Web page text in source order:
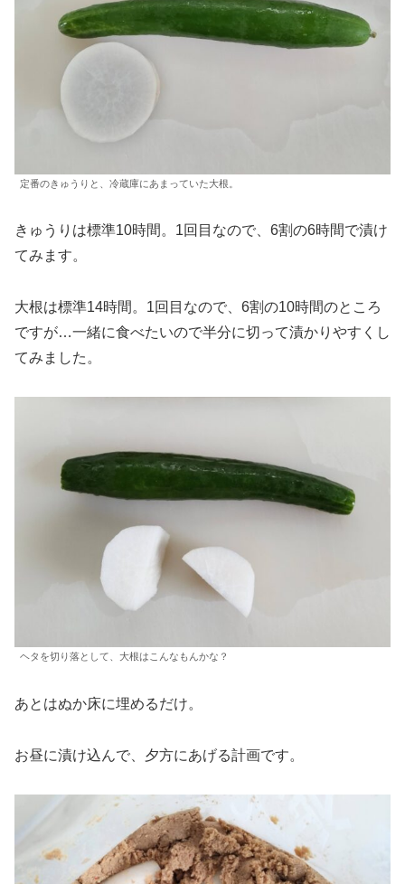
定番のきゅうりと、冷蔵庫にあまっていた大根。
きゅうりは標準10時間。1回目なので、6割の6時間で漬け
てみます。
大根は標準14時間。1回目なので、6割の10時間のところ
ですが…一緒に食べたいので半分に切って漬かりやすくし
てみました。
ヘタを切り落として、大根はこんなもんかな？
あとはぬか床に埋めるだけ。
お昼に漬け込んで、夕方にあげる計画です。